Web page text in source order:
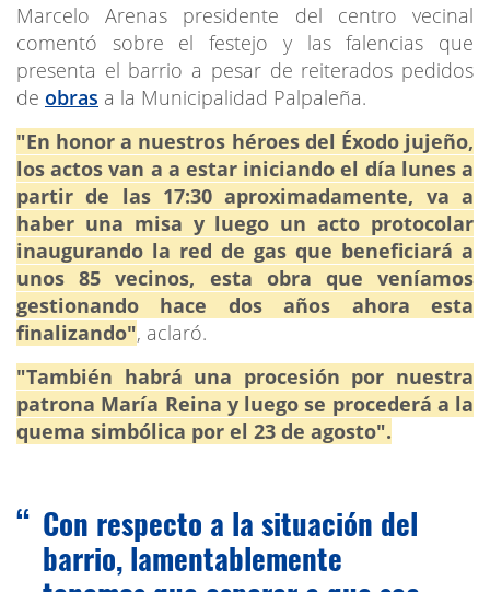
Marcelo Arenas presidente del centro vecinal
comentó sobre el festejo y las falencias que
presenta el barrio a pesar de reiterados pedidos
de obras a la Municipalidad Palpaleña.
"En honor a nuestros héroes del Éxodo jujeño,
los actos van a a estar iniciando el día lunes a
partir de las 17:30 aproximadamente, va a
haber una misa y luego un acto protocolar
inaugurando la red de gas que beneficiará a
unos 85 vecinos, esta obra que veníamos
gestionando hace dos años ahora esta
finalizando", aclaró.
"También habrá una procesión por nuestra
patrona María Reina y luego se procederá a la
quema simbólica por el 23 de agosto".
Con respecto a la situación del
barrio, lamentablemente